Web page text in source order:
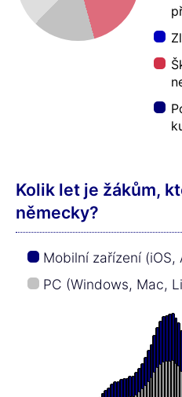
Kolik let je žákům,
německy?
Mobilní zařízení (iOS,
PC (Windows, Mac,